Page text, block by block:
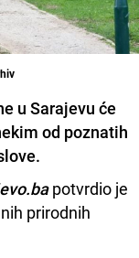
u Sarajevu će
od poznatih
potvrdio je
prirodnih